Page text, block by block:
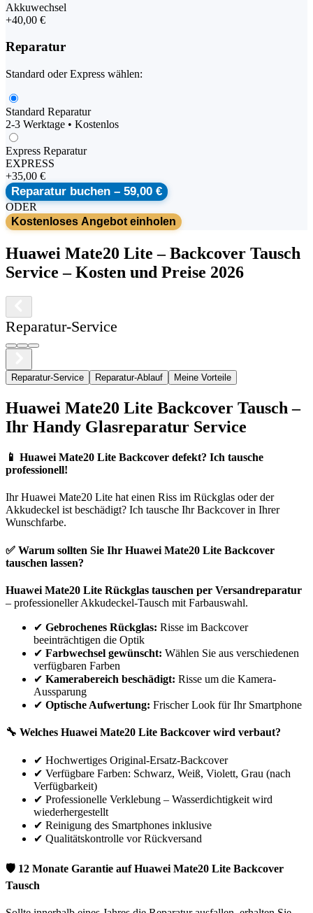
Akkuwechsel
+40,00 €
Reparatur
Standard oder Express wählen:
Standard Reparatur
2-3 Werktage • Kostenlos
Express Reparatur
EXPRESS
+35,00 €
Reparatur buchen – 59,00 €
ODER
Kostenloses Angebot einholen
Huawei Mate20 Lite –Backcover Tausch
Service – Kosten und Preise 2026
Reparatur-Service
Reparatur-Service Reparatur-Ablauf Meine Vorteile
Huawei Mate20 Lite Backcover Tausch –
Ihr Handy Glasreparatur Service
📱 Huawei Mate20 Lite Backcover defekt? Ich tausche
professionell!
IhrHuawei Mate20 Lite hat einen Riss im Rückglas oder der
Akkudeckel ist beschädigt? Ich tausche Ihr Backcover in Ihrer
Wunschfarbe.
✅ Warum sollten Sie Ihr Huawei Mate20 Lite Backcover
tauschen lassen?
Huawei Mate20 Lite Rückglas tauschen per Versandreparatur
– professioneller Akkudeckel-Tausch mit Farbauswahl.
✔ Gebrochenes Rückglas: Risse im Backcover
beeinträchtigen die Optik
✔ Farbwechsel gewünscht: Wählen Sie aus verschiedenen
verfügbaren Farben
✔ Kamerabereich beschädigt: Risse um die Kamera-
Aussparung
✔ Optische Aufwertung: Frischer Look für Ihr Smartphone
🔧 Welches Huawei Mate20 Lite Backcover wird verbaut?
✔ Hochwertiges Original-Ersatz-Backcover
✔ Verfügbare Farben: Schwarz, Weiß, Violett, Grau (nach
Verfügbarkeit)
✔ Professionelle Verklebung – Wasserdichtigkeit wird
wiederhergestellt
✔ Reinigung des Smartphones inklusive
✔ Qualitätskontrolle vor Rückversand
🛡 12 Monate Garantie aufHuawei Mate20 Lite Backcover
Tausch